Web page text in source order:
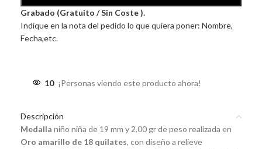
Grabado (Gratuito / Sin Coste ).
Indique en la nota del pedido lo que quiera poner: Nombre,
Fecha,etc.
10 ¡Personas viendo este producto ahora!
Descripción
Medalla niño niña de 19 mm y 2,00 gr de peso realizada en
Oro amarillo de 18 quilates, con diseño a relieve